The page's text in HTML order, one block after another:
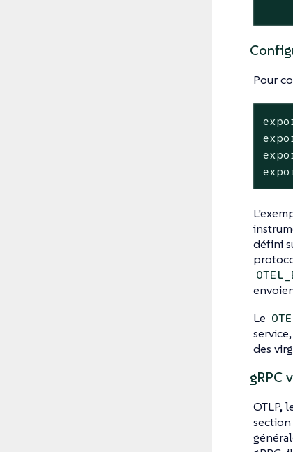
Pour
défini
Le
des
gRPC
OTLP,